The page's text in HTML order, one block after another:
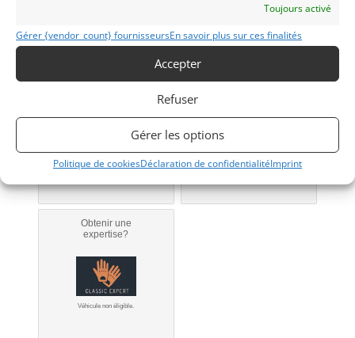
Toujours activé
Gérer {vendor_count} fournisseursEn savoir plus sur ces finalités
Accepter
Refuser
Gérer les options
Politique de cookiesDéclaration de confidentialitéImprint
Obtenir un
Obtenir un tarif
Obtenir une
expertise?
Véhicule non éligible.